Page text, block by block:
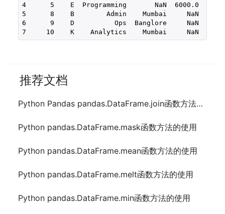
4      5    E  Programming       NaN  6000.0
5      8    B        Admin    Mumbai     NaN
6      9    D          Ops  Banglore     NaN
7     10    K    Analytics    Mumbai     NaN
推荐文档
Python Pandas pandas.DataFrame.join函数方法的使用
Python pandas.DataFrame.mask函数方法的使用
Python pandas.DataFrame.mean函数方法的使用
Python pandas.DataFrame.melt函数方法的使用
Python pandas.DataFrame.min函数方法的使用